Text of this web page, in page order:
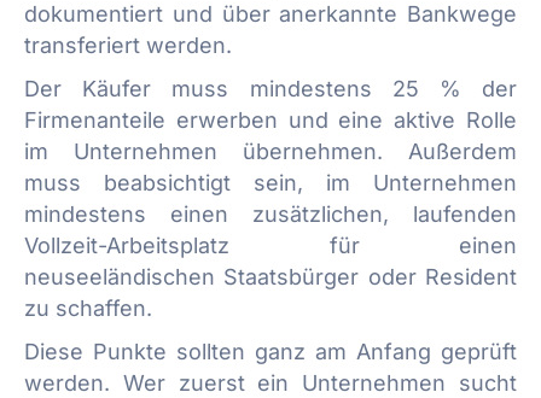
dokumentiert und über anerkannte Bankwege
transferiert werden.
Der Käufer muss mindestens 25 % der
Firmenanteile erwerben und eine aktive Rolle
im Unternehmen übernehmen. Außerdem
muss beabsichtigt sein, im Unternehmen
mindestens einen zusätzlichen, laufenden
Vollzeit-Arbeitsplatz für einen
neuseeländischen Staatsbürger oder Resident
zu schaffen.
Diese Punkte sollten ganz am Anfang geprüft
werden. Wer zuerst ein Unternehmen sucht